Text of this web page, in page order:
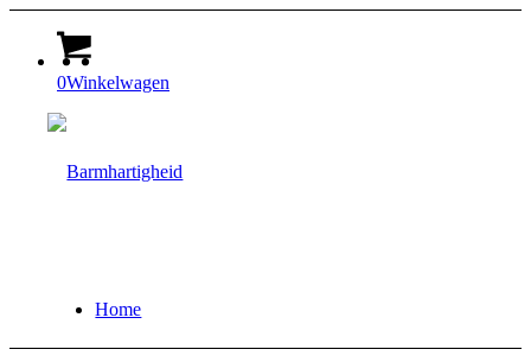
0Winkelwagen
Home